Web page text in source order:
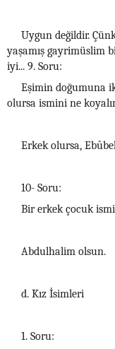
Uygun değildir.
yaşamış gayrimüslim
iyi... 9. Soru:
Eşimin doğumuna
olursa ismini ne
Erkek olursa,
10- Soru:
Bir erkek çocuk
Abdulhalim olsun.
d. Kız İsimleri
1. Soru: